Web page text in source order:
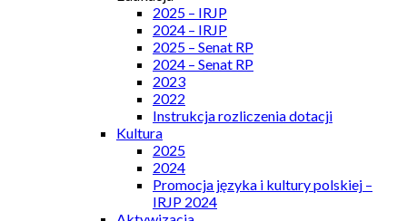
2025 – IRJP
2024 – IRJP
2025 – Senat RP
2024 – Senat RP
2023
2022
Instrukcja rozliczenia dotacji
Kultura
2025
2024
Promocja języka i kultury polskiej –
IRJP 2024